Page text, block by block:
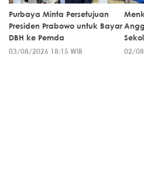
Purbaya Minta Persetujuan
Presiden Prabowo untuk Bayar
DBH ke Pemda
03/08/2026 18:15 WIB
02/